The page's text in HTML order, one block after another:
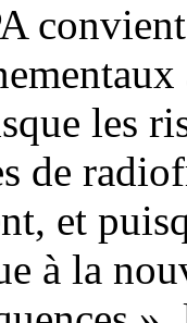
les
de
et
à la